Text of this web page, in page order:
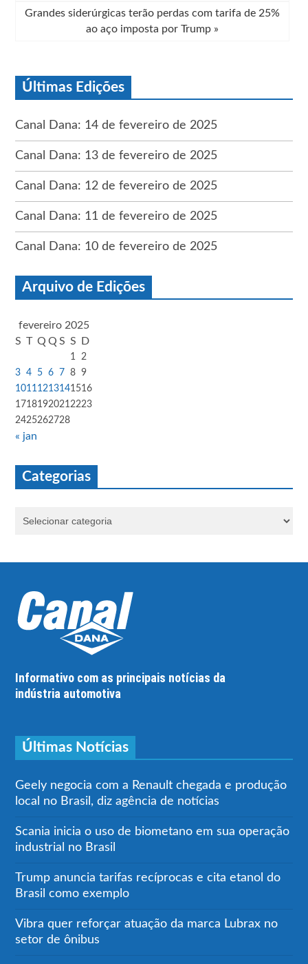
Grandes siderúrgicas terão perdas com tarifa de 25%
ao aço imposta por Trump »
Últimas Edições
Canal Dana: 14 de fevereiro de 2025
Canal Dana: 13 de fevereiro de 2025
Canal Dana: 12 de fevereiro de 2025
Canal Dana: 11 de fevereiro de 2025
Canal Dana: 10 de fevereiro de 2025
Arquivo de Edições
fevereiro 2025
S T Q Q S S D
1
2
3 4 5 6 7 8 9
1011 1213141516
1718192021 2223
2425262728
« jan
Categorias
Informativo com as principais notícias da
indústria automotiva
Últimas Notícias
Geely negocia com a Renault chegada e produção
local no Brasil, diz agência de notícias
Scania inicia o uso de biometano em sua operação
industrial no Brasil
Trump anuncia tarifas recíprocas e cita etanol do
Brasil como exemplo
Vibra quer reforçar atuação da marca Lubrax no
setor de ônibus